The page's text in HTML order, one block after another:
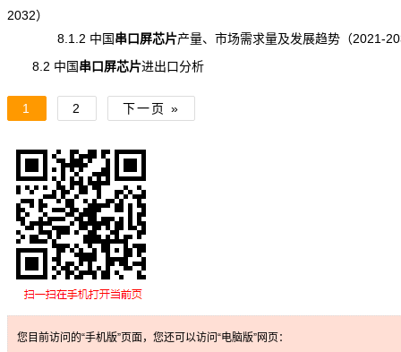
2032）
8.1.2 中国串口屏芯片产量、市场需求量及发展趋势（2021-
8.2 中国串口屏芯片进出口分析
1 2 下一页 »
您目前访问的“手机版”页面，您还可以访问“电脑版”网页：